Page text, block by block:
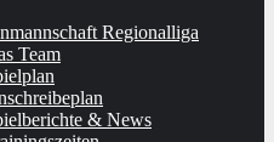
Regionalliga
Team
& News